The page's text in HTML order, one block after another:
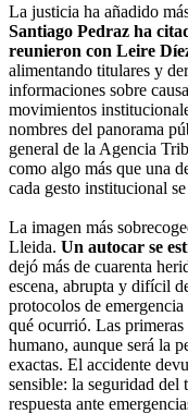
La justicia ha añadido
Santiago Pedraz ha
reunieron con Leire
alimentando titulares y
informaciones sobre
movimientos
nombres del panorama
general de la Agencia
como algo más que una
cada gesto institucional
La imagen más
Lleida. Un autocar se
dejó más de cuarenta
escena, abrupta y difícil
protocolos de
qué ocurrió. Las
humano, aunque será la
exactas. El accidente
sensible: la seguridad del
respuesta ante